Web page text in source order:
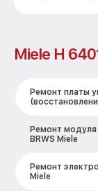
Miele H
Ремонт платы
Ремонт модуля
BRWS Miele
Ремонт
Miele